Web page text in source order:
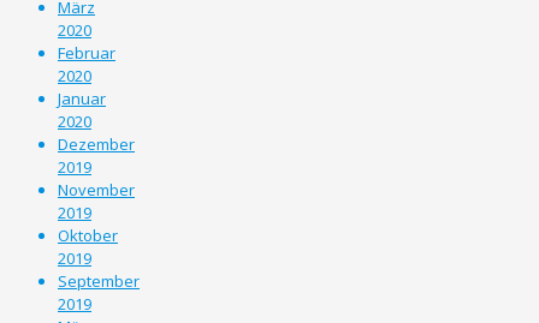
März
2020
Februar
2020
Januar
2020
Dezember
2019
November
2019
Oktober
2019
September
2019